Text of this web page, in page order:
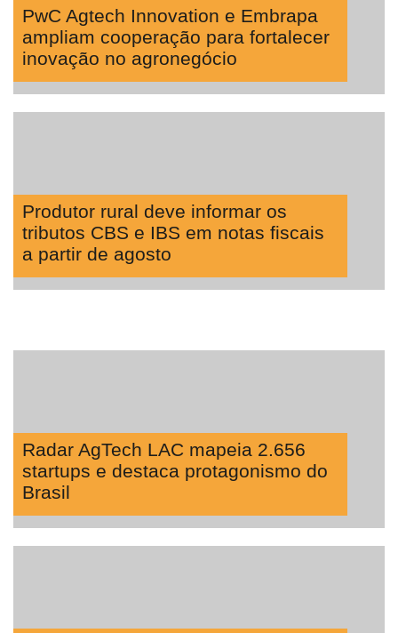
Lean
Way
Consulting
Manager
PwC Agtech Innovation e Embrapa
ampliam cooperação para fortalecer
inovação no agronegócio
Produtor rural deve informar os
tributos CBS e IBS em notas fiscais
a partir de agosto
Radar AgTech LAC mapeia 2.656
startups e destaca protagonismo do
Brasil